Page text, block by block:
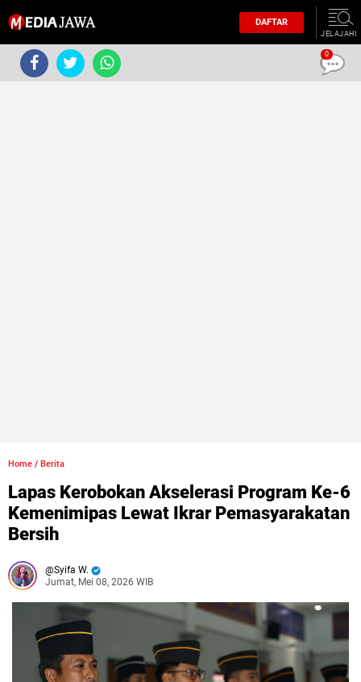
DAFTAR
JELAJAHI
Home / Berita
Lapas Kerobokan Akselerasi Program Ke-6
Kemenimipas Lewat Ikrar Pemasyarakatan
Bersih
Syifa W.
Jumat, Mei 08, 2026 WIB
0